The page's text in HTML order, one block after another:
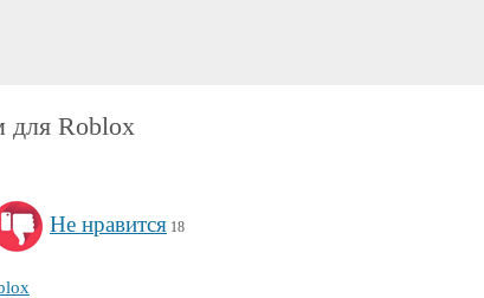
для Roblox
Не нравится 18